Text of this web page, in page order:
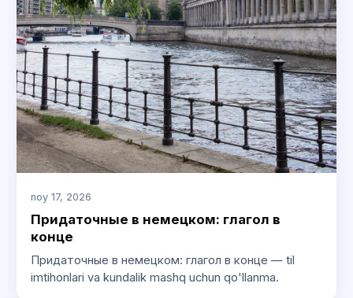
noy 17, 2026
Придаточные в немецком: глагол в
конце
Придаточные в немецком: глагол в конце — til
imtihonlari va kundalik mashq uchun qo'llanma.